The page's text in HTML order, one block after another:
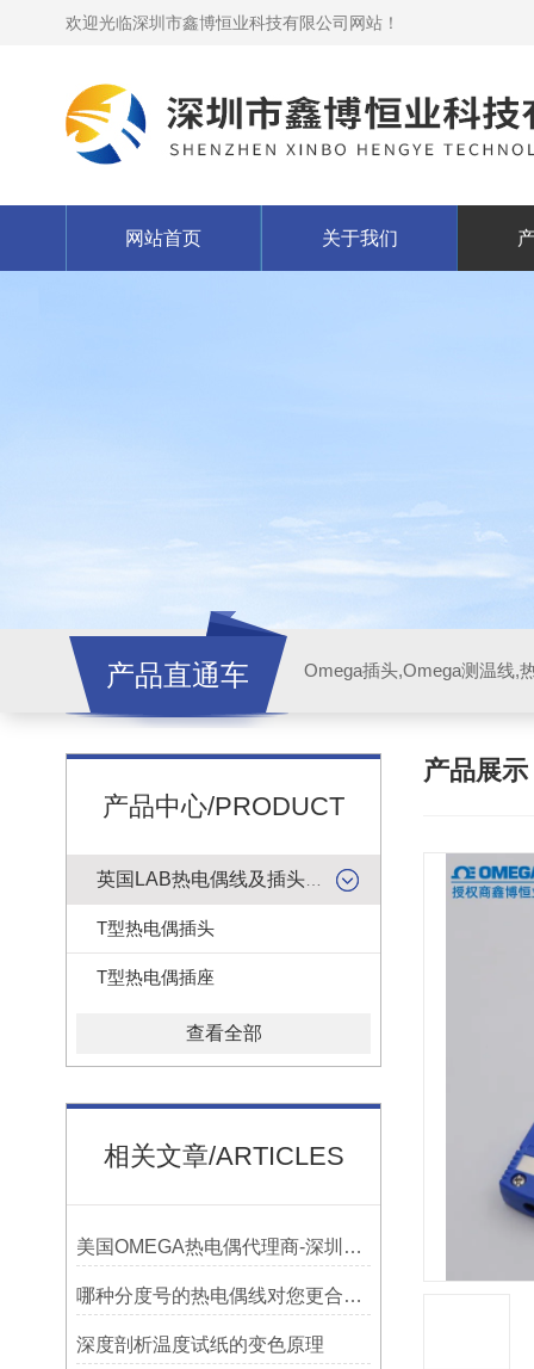
欢迎光临深圳市鑫博恒业科技有限公司网站！
网站首页 关于我们
产品直通车
产品中心/PRODUCT
T型热电偶插头
T型热电偶插座
查看全部
相关文章/ARTICLES
美国OMEGA热电偶代理商-深圳鑫博恒业-热电偶测温感温线和插头插座连接器
哪种分度号的热电偶线对您更合用?
深度剖析温度试纸的变色原理
产品展示